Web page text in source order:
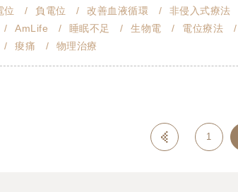
位 負電位 改善血液循環 非侵入式療法
AmLife 睡眠不足 生物電 電位療法
痠痛 物理治療
1